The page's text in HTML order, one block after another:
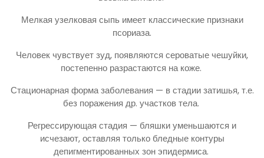
Мелкая узелковая сыпь имеет классические признаки
псориаза.
Человек чувствует зуд, появляются сероватые чешуйки,
постепенно разрастаются на коже.
Стационарная форма заболевания — в стадии затишья, т.е.
без поражения др. участков тела.
Регрессирующая стадия — бляшки уменьшаются и
исчезают, оставляя только бледные контуры
депигментированных зон эпидермиса.